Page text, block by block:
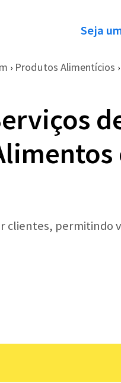
Seja
› Produtos Alimentícios ›
clientes, permitindo